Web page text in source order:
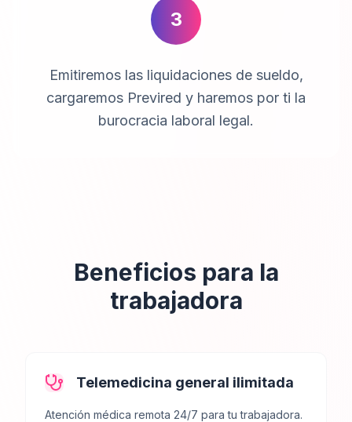
3
Emitiremos las liquidaciones de sueldo,
cargaremos Previred y haremos por ti la
burocracia laboral legal.
Beneficios para la
trabajadora
Telemedicina general ilimitada
Atención médica remota 24/7 para tu trabajadora.